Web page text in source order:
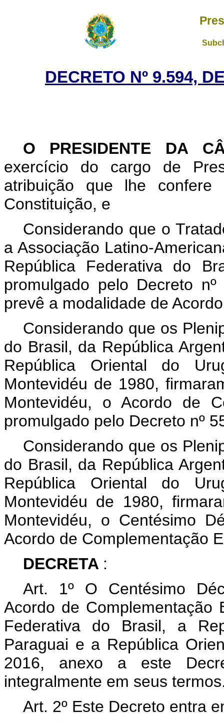
DECRETO Nº 9.594,
O PRESIDENTE DA
exercício do cargo de
atribuição que lhe
Constituição, e
Considerando que o
a Associação Latino-
República Federativa do
promulgado pelo Decreto
prevê a modalidade de
Considerando que os
do Brasil, da República
República Oriental do
Montevidéu de 1980,
Montevidéu, o Acordo de
promulgado pelo Decreto nº
Considerando que os
do Brasil, da República
República Oriental do
Montevidéu de 1980,
Montevidéu, o Centésimo
Acordo de Complementação
DECRETA :
Art. 1º O Centésimo
Acordo de Complementação
Federativa do Brasil, a
Paraguai e a República
2016, anexo a este
integralmente em seus
Art. 2º Este Decreto entra